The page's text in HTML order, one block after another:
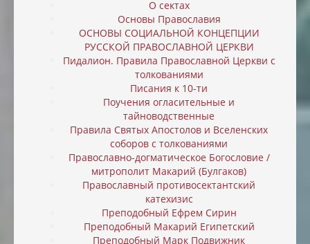
О сектах
Основы Православия
ОСНОВЫ СОЦИАЛЬНОЙ КОНЦЕПЦИИ
РУССКОЙ ПРАВОСЛАВНОЙ ЦЕРКВИ
Пидалион. Правила Православной Церкви с
толкованиями
Писания к 10-ти
Поучения огласительные и
тайноводственные
Правила Святых Апостолов и Вселенских
соборов с толкованиями
Православно-догматическое Богословие /
митрополит Макарий (Булгаков)
Православный противосектантский
катехизис
Преподобный Ефрем Сирин
Преподобный Макарий Египетский
Преподобный Марк Подвижник